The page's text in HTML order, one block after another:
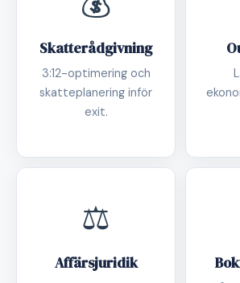
Skatterådgivning
3:12-optimering och
skatteplanering inför
exit.
⚖️
Affärsjuridik